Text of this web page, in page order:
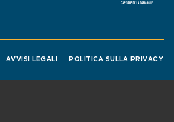
AVVISI LEGALI POLITICA SULLA PRIVACY